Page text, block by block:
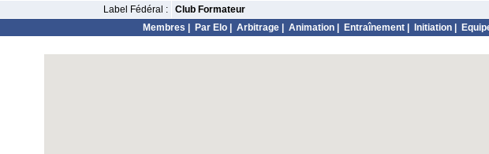
Label Fédéral :
Club Formateur
Membres
Par Elo Arbitrage Animation Entraînement Initiation